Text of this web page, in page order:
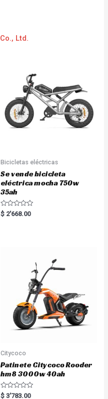
Ltd.
Bicicletas eléctricas
Se vende bicicleta
eléctrica mocha 750w
35ah
R
a
$ 2'668.00
Citycoco
Patinete Citycoco Rooder
hm8 3000w 40ah
R
$ 3'783.00